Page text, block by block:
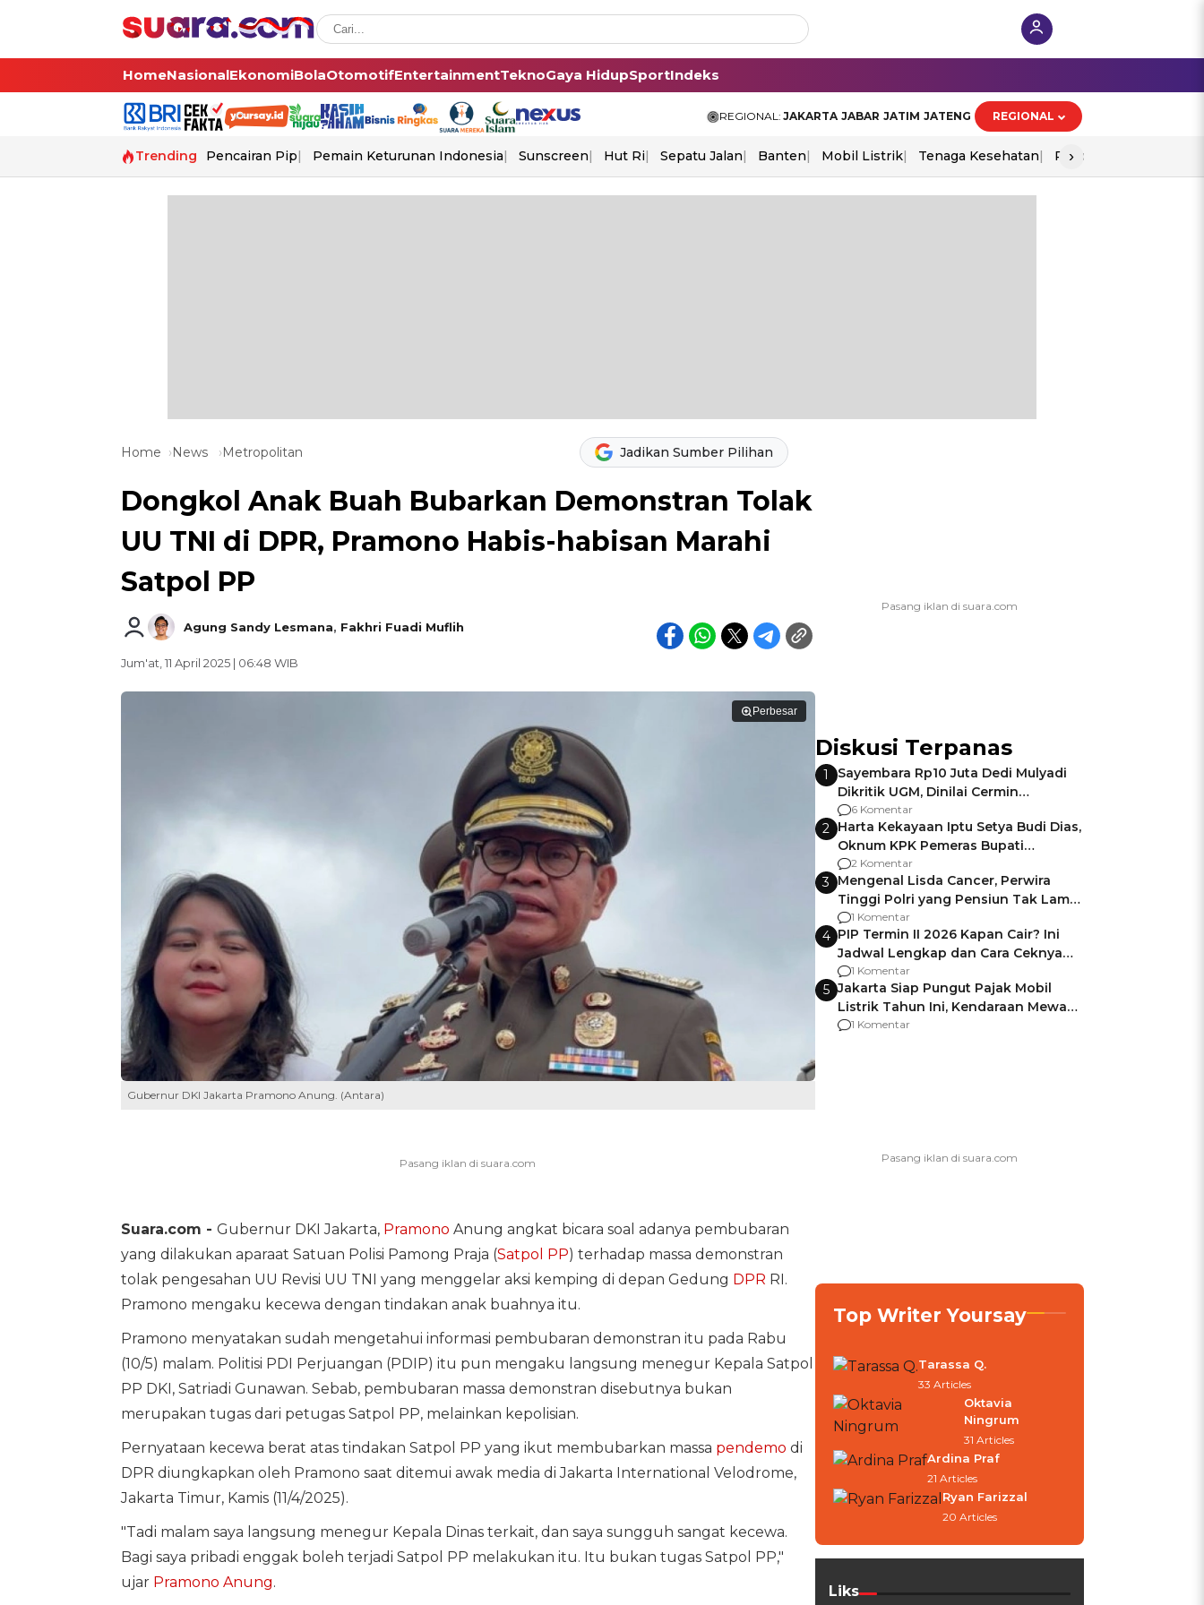
HomeNasionalEkonomiBolaOtomotifEntertainmentTeknoGaya HidupSportIndeks
REGIONAL: JAKARTA JABAR JATIM JATENG REGIONAL
Trending Pencairan Pip Pemain Keturunan Indonesia Sunscreen Hut Ri Sepatu Jalan Banten Mobil Listrik Tenaga Kesehatan Piala Aff 2026
›
Home News Metropolitan Jadikan Sumber Pilihan
Dongkol Anak Buah Bubarkan Demonstran Tolak
UU TNI di DPR, Pramono Habis-habisan Marahi
Satpol PP
Agung Sandy Lesmana, Fakhri Fuadi Muflih
Jum'at, 11 April 2025 | 06:48 WIB
Perbesar
Gubernur DKI Jakarta Pramono Anung. (Antara)
Suara.com - Gubernur DKI Jakarta, Pramono Anung angkat bicara soal adanya pembubaran
yang dilakukan aparaat Satuan Polisi Pamong Praja (Satpol PP) terhadap massa demonstran
tolak pengesahan UU Revisi UU TNI yang menggelar aksi kemping di depan Gedung DPR RI.
Pramono mengaku kecewa dengan tindakan anak buahnya itu.
Pramono menyatakan sudah mengetahui informasi pembubaran demonstran itu pada Rabu
(10/5) malam. Politisi PDI Perjuangan (PDIP) itu pun mengaku langsung menegur Kepala Satpol
PP DKI, Satriadi Gunawan. Sebab, pembubaran massa demonstran disebutnya bukan
merupakan tugas dari petugas Satpol PP, melainkan kepolisian.
Pernyataan kecewa berat atas tindakan Satpol PP yang ikut membubarkan massa pendemo di
DPR diungkapkan oleh Pramono saat ditemui awak media di Jakarta International Velodrome,
Jakarta Timur, Kamis (11/4/2025).
"Tadi malam saya langsung menegur Kepala Dinas terkait, dan saya sungguh sangat kecewa.
Bagi saya pribadi enggak boleh terjadi Satpol PP melakukan itu. Itu bukan tugas Satpol PP,"
ujar Pramono Anung.
Diskusi Terpanas
1
Sayembara Rp10 Juta Dedi Mulyadi
Dikritik UGM, Dinilai Cermin
Gagalnya Negara Jamin Keamanan
6 Komentar
2 Harta Kekayaan Iptu Setya Budi Dias,
Oknum KPK Pemeras Bupati
Pemalang
2 Komentar
3 Mengenal Lisda Cancer, Perwira
Tinggi Polri yang Pensiun Tak Lama
Usai Jadi Brigjen
1 Komentar
4 PIP Termin II 2026 Kapan Cair? Ini
Jadwal Lengkap dan Cara Ceknya
agar Dana Tidak Hangus!
1 Komentar
5 Jakarta Siap Pungut Pajak Mobil
Listrik Tahun Ini, Kendaraan Mewah
Kena hingga 75% PKB
1 Komentar
Top Writer Yoursay
Tarassa Q.
33 Articles
Oktavia
Ningrum
31 Articles
Ardina Praf
21 Articles
Ryan Farizzal
20 Articles
Liks